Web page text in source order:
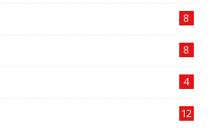
8
8
4
12